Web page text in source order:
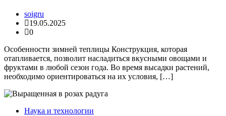
soigru
19.05.2025
0
Особенности зимней теплицы Конструкция, которая
отапливается, позволит насладиться вкусными овощами и
фруктами в любой сезон года. Во время высадки растений,
необходимо ориентироваться на их условия, […]
Наука и технологии